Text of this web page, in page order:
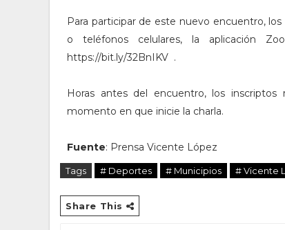
Para participar de este nuevo encuentro,
o teléfonos celulares, la aplicación
https://bit.ly/32BnIKV .
Horas antes del encuentro, los
momento en que inicie la charla.
Fuente: Prensa Vicente López
Tags # Deportes # Municipios # Vicente
Share This